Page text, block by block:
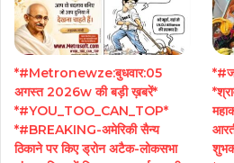
*#Metronewze:बुधवार:05
अगस्त 2026w की बड़ी ख़बरें*
*#YOU_TOO_CAN_TOP*
*#BREAKING-अमेरिकी सैन्य
ठिकाने पर किए ड्रोन अटैक-लोकसभा